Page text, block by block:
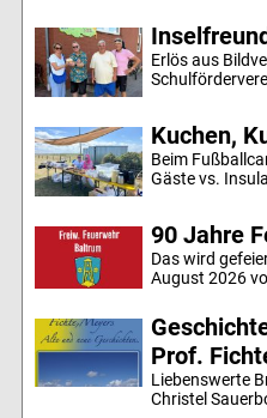
Erlös aus
Kuchen,
Beim
Gäste vs.
90 Jahre
Das wird
August 2026
Prof.
Liebenswerte
Christel